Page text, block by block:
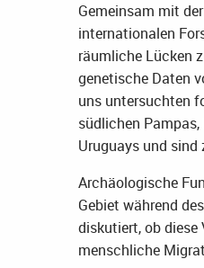
Gemeinsam mit
internationalen
räumliche Lücken
genetische Daten
uns untersuchten
südlichen
Uruguays und
Archäologische
Gebiet während
diskutiert, ob diese
menschliche